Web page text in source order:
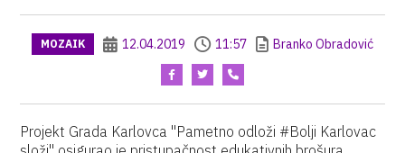
MOZAIK 12.04.2019 11:57 Branko Obradović
Projekt Grada Karlovca "Pametno odloži #Bolji Karlovac